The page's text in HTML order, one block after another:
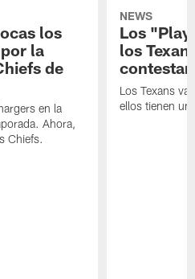
los
la
de
en la
Ahora,
Chiefs.
NEWS
Los
los
contestar
Los Texans
ellos tienen un